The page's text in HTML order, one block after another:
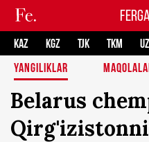
KAZ KGZ TJK TKM
YANGILIKLAR
Belarus